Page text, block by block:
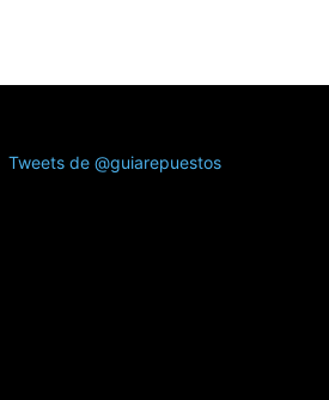
Tweets de @guiarepuestos